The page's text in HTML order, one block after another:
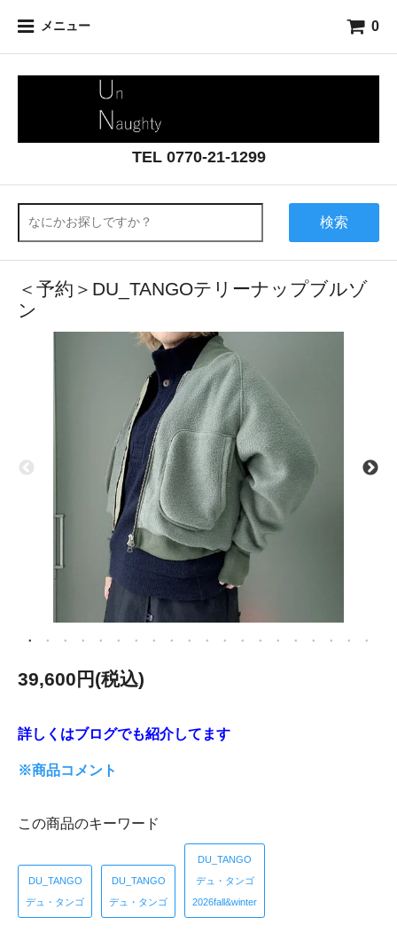
メニュー 0
TEL 0770-21-1299
検索
＜予約＞DU_TANGOテリーナップブルゾ
ン
39,600円(税込)
詳しくはブログでも紹介してます
※商品コメント
この商品のキーワード
DU_TANGO
デュ・タンゴ
DU_TANGO
デュ・タンゴ
DU_TANGO
デュ・タンゴ
2026fall&winter